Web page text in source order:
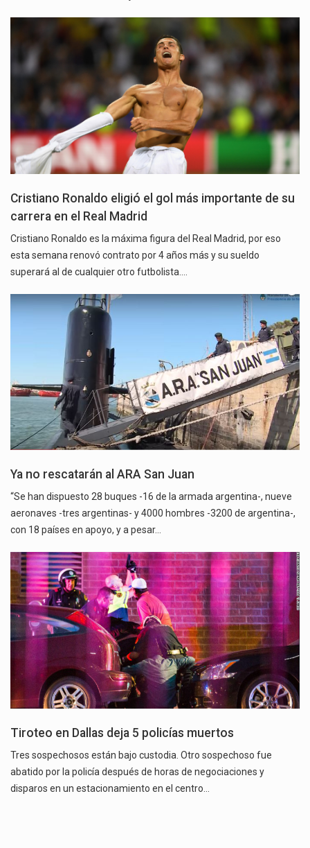
Cristiano Ronaldo eligió el gol más importante de su
carrera en el Real Madrid
Cristiano Ronaldo es la máxima figura del Real Madrid, por eso
esta semana renovó contrato por 4 años más y su sueldo
superará al de cualquier otro futbolista.…
Ya no rescatarán al ARA San Juan
“Se han dispuesto 28 buques -16 de la armada argentina-, nueve
aeronaves -tres argentinas- y 4000 hombres -3200 de argentina-,
con 18 países en apoyo, y a pesar…
Tiroteo en Dallas deja 5 policías muertos
Tres sospechosos están bajo custodia. Otro sospechoso fue
abatido por la policía después de horas de negociaciones y
disparos en un estacionamiento en el centro…